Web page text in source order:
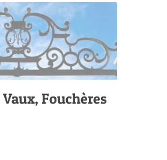
Fouchères